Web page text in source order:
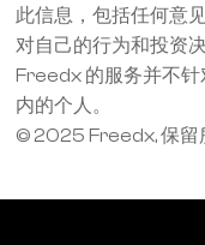
此信息，包括任何意
对自己的行为和投资决
Freedx 的服务并不针
内的个人。
© 2025 Freedx, 保留